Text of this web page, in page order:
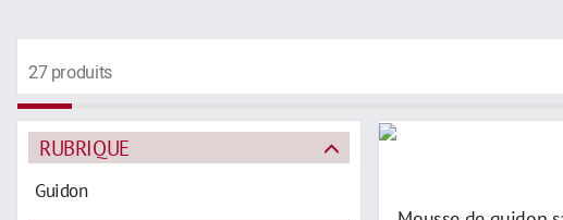
27 produits
RUBRIQUE
Guidon